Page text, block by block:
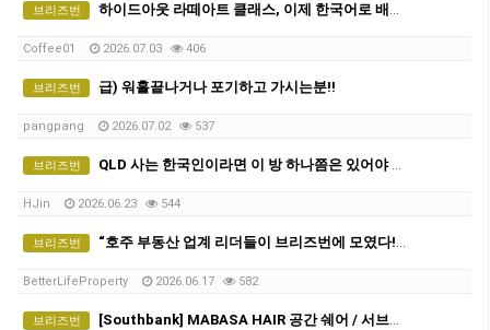
브리즈번 하이드아웃 라떼아트 클래스, 이제 한국어로 배웁니다 ☕ 그룹 커피 클래스 오픈!
Coffee01 2026.07.03 406
브리즈번 급) 워홀끝나거나 포기하고 가시는분!!
pangpang 2026.07.02 537
브리즈번 QLD 사는 한국인이라면 이 방 하나쯤은 있어야 함 (유용한 카톡방 모음 공유)
HJin 2026.06.23 544
브리즈번 “호주 부동산 업계 리더들이 브리즈번에 모였다!” 브리즈번 특별 합동 무료 부동산 세미나에 여러분을 초대합니다
BetterLifeProperty 2026.06.17 582
브리즈번 [Southbank] MABASA HAIR 공간 쉐어 / 서브리스(Sub-lease) 파트너를 모십니다!